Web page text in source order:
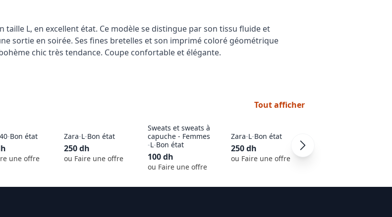
L, en excellent état. Ce modèle se distingue par son tissu fluide et
sortie en soirée. Ses fines bretelles et son imprimé coloré géométrique
chic très tendance. Coupe confortable et élégante.
Tout afficher
40-Bon état
une offre
Zara-L-Bon état
250dh
ou Faire une offre
Sweats et sweats à
capuche - Femmes
-L-Bon état
100dh
ou Faire une offre
Zara-L-Bon état
250dh
ou Faire une offre